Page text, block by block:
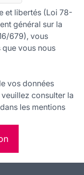
et libertés (Loi 78-
général sur la
679), vous
vous nous
vos données
consulter la
les mentions